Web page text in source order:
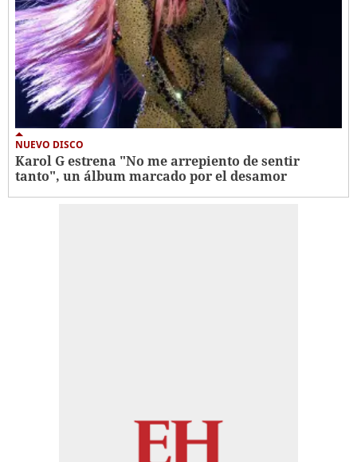
NUEVO DISCO
Karol G estrena "No me arrepiento de sentir
tanto", un álbum marcado por el desamor